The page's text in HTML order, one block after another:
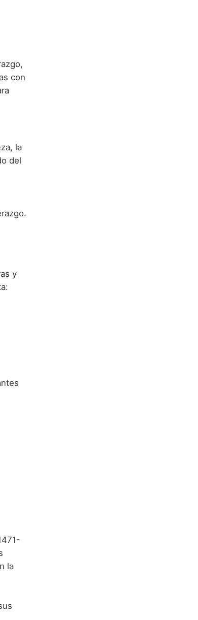
con
la
del
y
la